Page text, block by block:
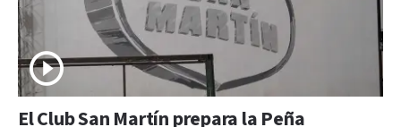
El Club San Martín prepara la Peña